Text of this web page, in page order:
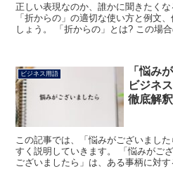
正しい表現なのか、誰かに聞きたくな
「折からの」の適切な使い方と例文
しょう。 「折からの」とは? この場
ビジネス用語
「悩み
ビジネ
徹底解釈
この記事では、「悩みがございまし
すく説明していきます。 「悩みがご
ございましたら」は、ある事柄に対